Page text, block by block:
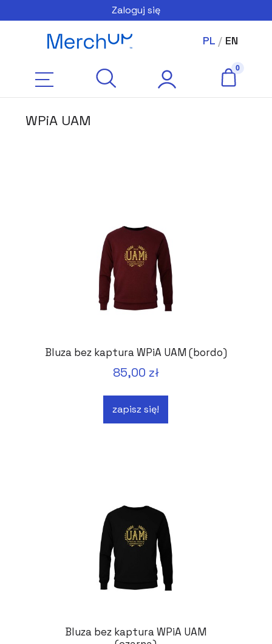
Zaloguj się
PL/ EN
WPiA UAM
Bluza bez kaptura WPiA UAM (bordo)
85,00 zł
zapisz się!
Bluza bez kaptura WPiA UAM